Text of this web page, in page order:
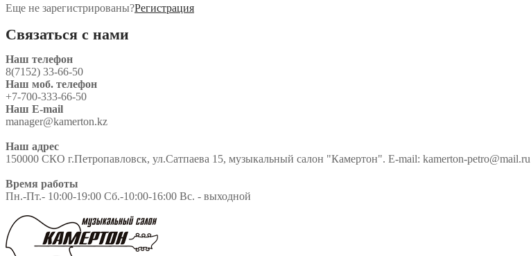
Еще не зарегистрированы?Регистрация
Связаться с нами
Наш телефон
8(7152) 33-66-50
Наш моб. телефон
+7-700-333-66-50
Наш E-mail
manager@kamerton.kz
Наш адрес
150000 СКО г.Петропавловск, ул.Сатпаева 15, музыкальный салон "Камертон". E-mail: kamerton-petro@mail.ru
Время работы
Пн.-Пт.- 10:00-19:00 Сб.-10:00-16:00 Вс. - выходной